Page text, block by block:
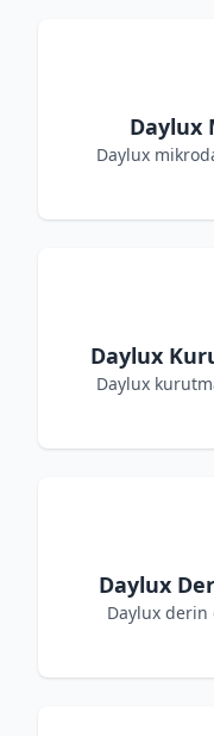
Daylux
Daylux
Daylux
Daylux
Daylux
Daylux derin